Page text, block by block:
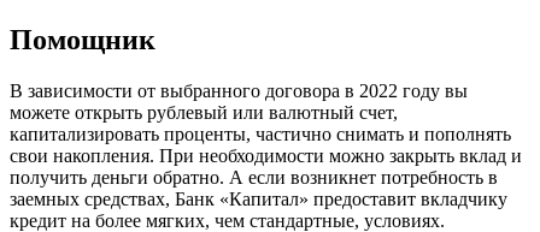
Помощник
В зависимости от выбранного договора в 2022 году вы
можете открыть рублевый или валютный счет,
капитализировать проценты, частично снимать и пополнять
свои накопления. При необходимости можно закрыть вклад и
получить деньги обратно. А если возникнет потребность в
заемных средствах, Банк «Капитал» предоставит вкладчику
кредит на более мягких, чем стандартные, условиях.